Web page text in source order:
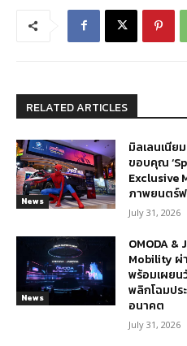
RELATED ARTICLES
News
มิลเลนเนีย
ขอบคุณ
Exclusive
ภาพยนตร์
July 31, 2026
News
OMODA
Mobility ผ่า
พร้อมเผยน
พลิกโฉมปร
อนาคต
July 31, 2026